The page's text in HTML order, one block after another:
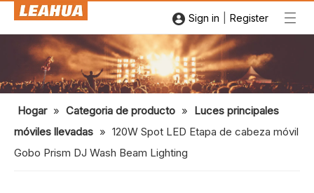
Sign in Register
Hogar » Categoria de producto » Luces principales
móviles llevadas » 120W Spot LED Etapa de cabeza móvil
Gobo Prism DJ Wash Beam Lighting